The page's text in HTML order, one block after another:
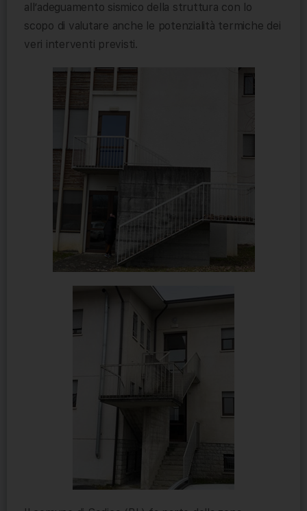
all’adeguamento sismico della struttura con lo
scopo di valutare anche le potenzialità termiche dei
veri interventi previsti.